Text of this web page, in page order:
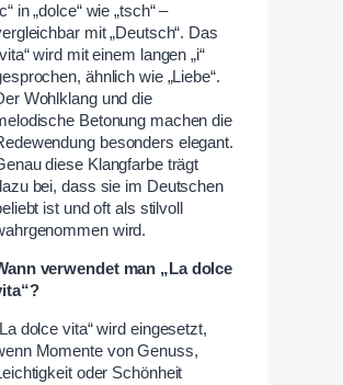
in „dolce“ wie „tsch“ –
mit „Deutsch“. Das
wird mit einem langen „i“
ähnlich wie „Liebe“.
Wohlklang und die
Betonung machen die
besonders elegant.
diese Klangfarbe trägt
bei, dass sie im Deutschen
ist und oft als stilvoll
wird.
verwendet man „La dolce
dolce vita“ wird eingesetzt,
Momente von Genuss,
oder Schönheit